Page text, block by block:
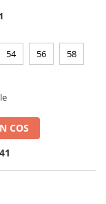
54 56 58
COS